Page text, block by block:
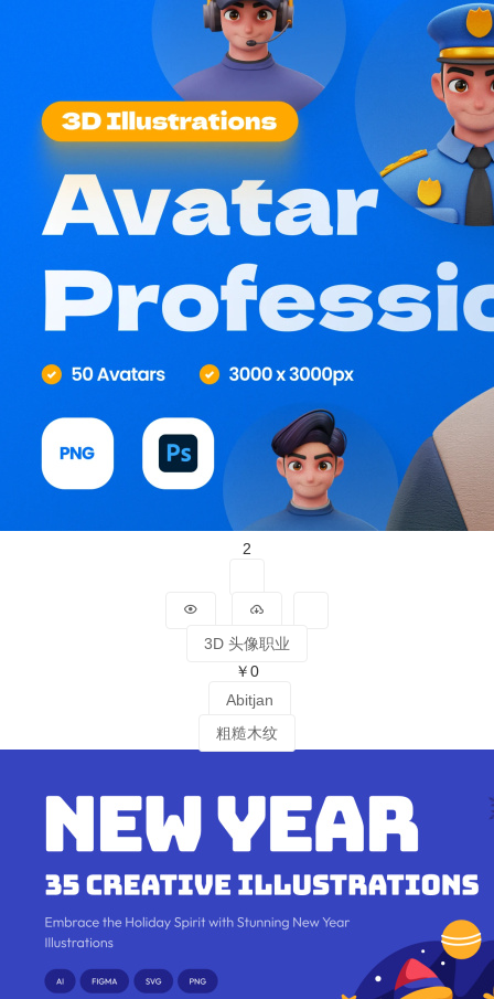
2
3D 头像职业
￥0
Abitjan
粗糙木纹